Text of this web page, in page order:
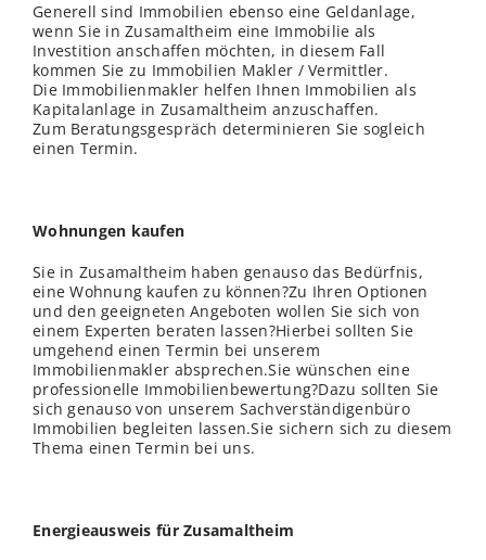
Generell sind Immobilien ebenso eine Geldanlage,
wenn Sie in Zusamaltheim eine Immobilie als
Investition anschaffen möchten, in diesem Fall
kommen Sie zu Immobilien Makler / Vermittler.
Die Immobilienmakler helfen Ihnen Immobilien als
Kapitalanlage in Zusamaltheim anzuschaffen.
Zum Beratungsgespräch determinieren Sie sogleich
einen Termin.
Wohnungen kaufen
Sie in Zusamaltheim haben genauso das Bedürfnis,
eine Wohnung kaufen zu können?Zu Ihren Optionen
und den geeigneten Angeboten wollen Sie sich von
einem Experten beraten lassen?Hierbei sollten Sie
umgehend einen Termin bei unserem
Immobilienmakler absprechen.Sie wünschen eine
professionelle Immobilienbewertung?Dazu sollten Sie
sich genauso von unserem Sachverständigenbüro
Immobilien begleiten lassen.Sie sichern sich zu diesem
Thema einen Termin bei uns.
Energieausweis für Zusamaltheim